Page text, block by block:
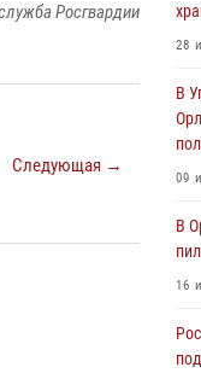
Росгвардии
Следующая →
03
В
31
28
В
09
В
16